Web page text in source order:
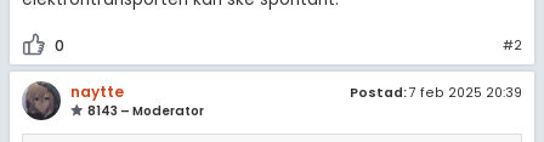
0 #2
naytte
8143 – Moderator
Postad:7 feb 2025 20:39